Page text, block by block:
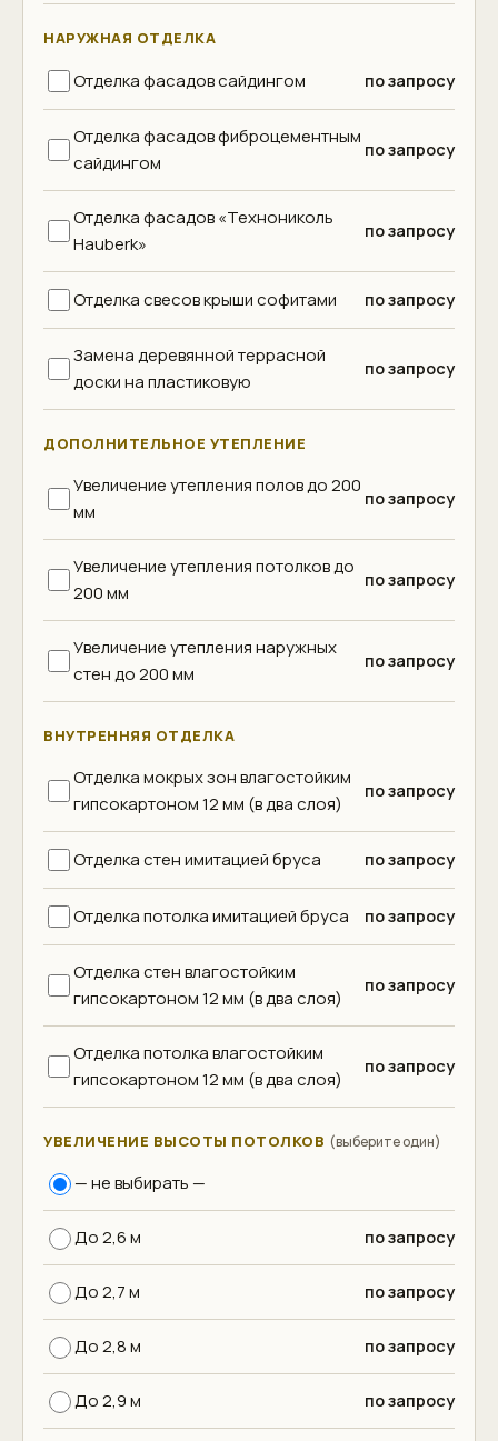
НАРУЖНАЯ ОТДЕЛКА
Отделка фасадов сайдингом по запросу
Отделка фасадов фиброцементным
сайдингом
по запросу
Отделка фасадов «Технониколь
Hauberk»
по запросу
Отделка свесов крыши софитами по запросу
Замена деревянной террасной
доски на пластиковую
по запросу
ДОПОЛНИТЕЛЬНОЕ УТЕПЛЕНИЕ
Увеличение утепления полов до 200
мм
по запросу
Увеличение утепления потолков до
200 мм
по запросу
Увеличение утепления наружных
стен до 200 мм
по запросу
ВНУТРЕННЯЯ ОТДЕЛКА
Отделка мокрых зон влагостойким
гипсокартоном 12 мм (в два слоя)
по запросу
Отделка стен имитацией бруса по запросу
Отделка потолка имитацией бруса по запросу
Отделка стен влагостойким
гипсокартоном 12 мм (в два слоя)
по запросу
Отделка потолка влагостойким
гипсокартоном 12 мм (в два слоя)
по запросу
УВЕЛИЧЕНИЕ ВЫСОТЫ ПОТОЛКОВ (выберите один)
— не выбирать —
До 2,6 м по запросу
До 2,7 м по запросу
До 2,8 м по запросу
До 2,9 м по запросу